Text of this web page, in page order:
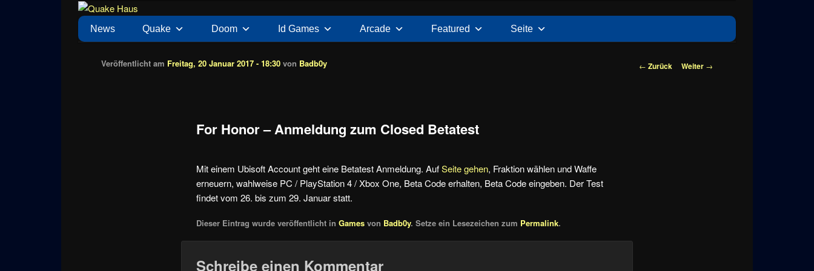
Quake Haus
News zu Quake, Doom, FPS, Arcade
Hauptmenü
News Quake Doom Id Games Arcade Featured Seite
Beitragsnavigation
← Zurück Weiter →
For Honor – Anmeldung zum Closed Betatest
Veröffentlicht am Freitag, 20 Januar 2017 - 18:30 von Badb0y
Mit einem Ubisoft Account geht eine Betatest Anmeldung. AufSeite gehen, Fraktion wählen und Waffe
erneuern, wahlweise PC / PlayStation 4 / Xbox One, Beta Code erhalten, Beta Code eingeben. Der Test
findet vom 26. bis zum 29. Januar statt.
Dieser Eintrag wurde veröffentlicht inGames von Badb0y. Setze ein Lesezeichen zum Permalink.
Schreibe einen Kommentar